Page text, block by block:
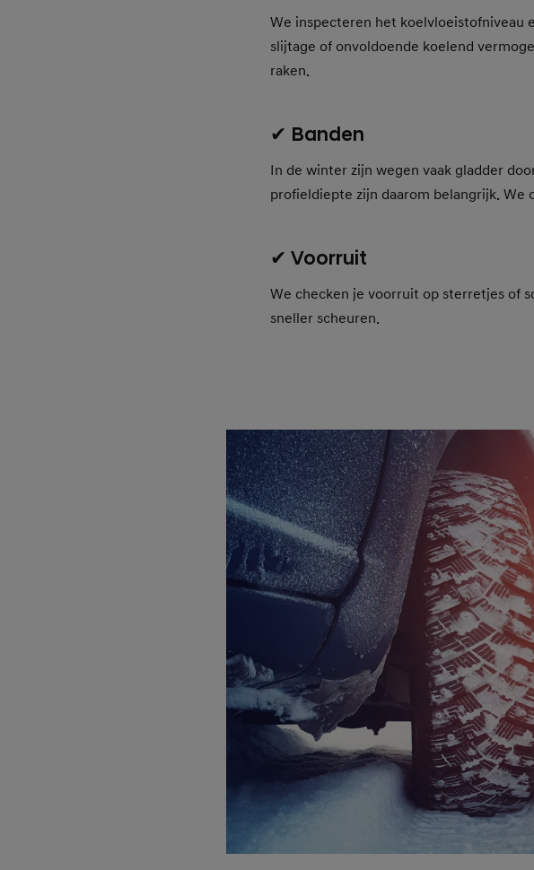
We inspecteren het koelvloeistofniveau
slijtage of onvoldoende koelend
raken.
✔ Banden
In de winter zijn wegen vaak gladder
profieldiepte zijn daarom belangrijk. We
✔ Voorruit
We checken je voorruit op sterretjes of
sneller scheuren.